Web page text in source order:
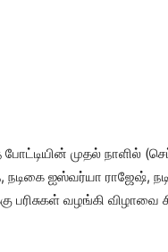
முதல் நாளில்
நடிகை ஐஸ்வர்யா ராஜேஷ்,
வழங்கி விழாவை